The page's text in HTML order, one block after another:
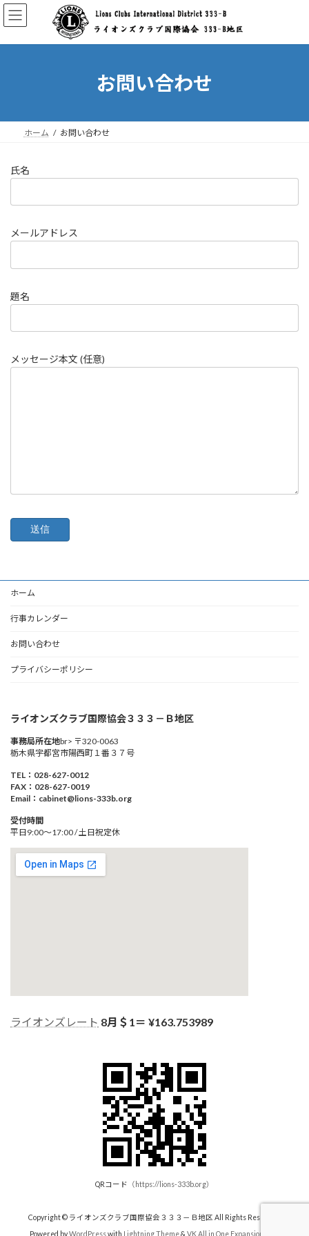
コ
ン
ン
ナ
ビ
ー
お問い合わせ
ホーム お問い合わせ
氏名
メールアドレス
題名
メッセージ本文 (任意)
ホーム
行事カレンダー
お問い合わせ
プライバシーポリシー
ライオンズクラブ国際協会３３３－Ｂ地区
事務局所在地br> 〒320-0063
栃木県宇都宮市陽西町１番３７号
TEL：028-627-0012
FAX：028-627-0019
Email：cabinet@lions-333b.org
受付時間
平日9:00～17:00 / 土日祝定休
ライオンズレート 8月＄1＝ ¥163.753989
QRコード （ https://lions-333b.org）
Copyright © ライオンズクラブ国際協会３３３－Ｂ地区 All Rights Reserved.
Powered byWordPresswith Lightning Theme& VK All in One Expansion Unit